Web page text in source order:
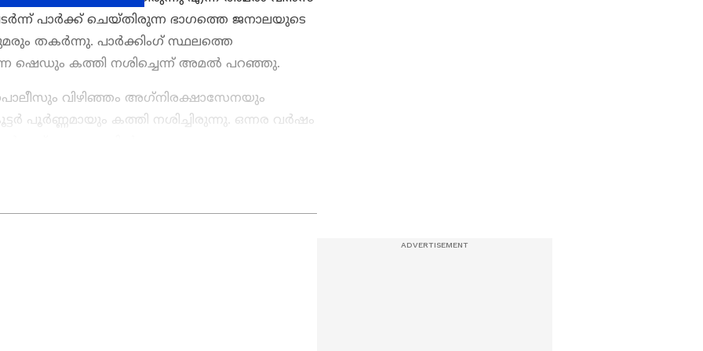
പാര്‍ക്ക് ചെയ്തിരുന്ന ഭാഗത്തെ ജനാലയുടെ
ചുമരും തകര്‍ന്നു. പാര്‍ക്കിംഗ് സ്ഥലത്തെ
ഷെഡും കത്തി നശിച്ചെന്ന് അമല്‍ പറഞ്ഞു.
വിഴിഞ്ഞം അഗ്‌നിരക്ഷാസേനയും
പൂര്‍ണ്ണമായും കത്തി നശിച്ചിരുന്നു. ഒന്നര വര്‍ഷം